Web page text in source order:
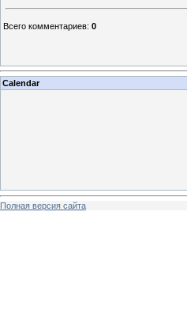
Всего комментариев: 0
Calendar
Полная версия сайта